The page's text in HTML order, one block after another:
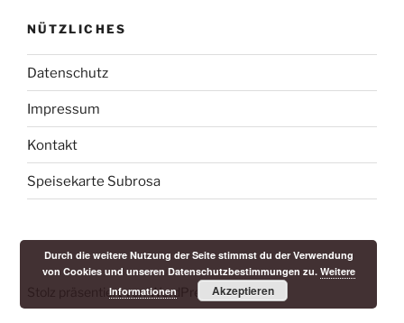
NÜTZLICHES
Datenschutz
Impressum
Kontakt
Speisekarte Subrosa
Stolz präsentiert von WordPress
Durch die weitere Nutzung der Seite stimmst du der Verwendung
von Cookies und unseren Datenschutzbestimmungen zu. Weitere
Informationen
Akzeptieren